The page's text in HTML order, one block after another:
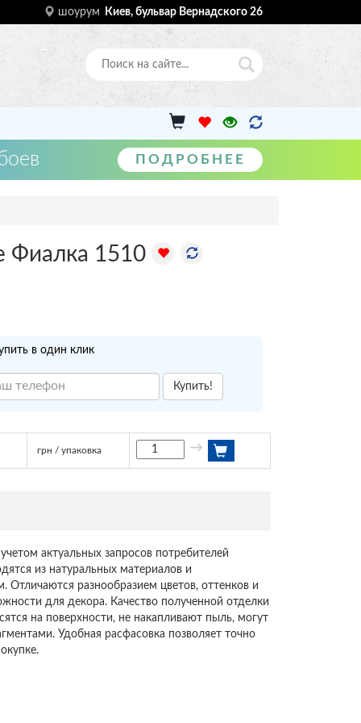
шоурум Киев, бульвар Вернадского 26
ПОДРОБНЕЕ
1510
в один клик
Купить!
грн / упаковка →
актуальных запросов потребителей
из натуральных материалов и
разнообразием цветов, оттенков и
для декора. Качество полученной отделки
на поверхности, не накапливают пыль, могут
Удобная расфасовка позволяет точно